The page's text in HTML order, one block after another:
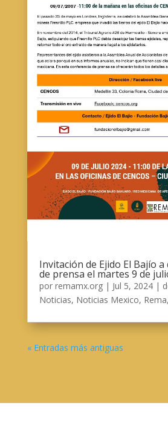
Invitación de Ejido El Bajío
de prensa el martes 9 de
por remamx.org| Jul 5, 2024|
Noticias, Noticias Mexico, Rema,
« Entradas más antiguas